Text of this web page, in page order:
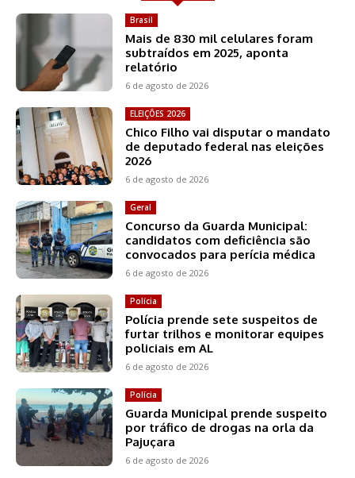
Brasil
Mais de 830 mil celulares foram
subtraídos em 2025, aponta
relatório
6 de agosto de 2026
ELEIÇÕES 2026
Chico Filho vai disputar o mandato
de deputado federal nas eleições
2026
6 de agosto de 2026
Geral
Concurso da Guarda Municipal:
candidatos com deficiência são
convocados para perícia médica
6 de agosto de 2026
Polícia
Polícia prende sete suspeitos de
furtar trilhos e monitorar equipes
policiais em AL
6 de agosto de 2026
Polícia
Guarda Municipal prende suspeito
por tráfico de drogas na orla da
Pajuçara
6 de agosto de 2026